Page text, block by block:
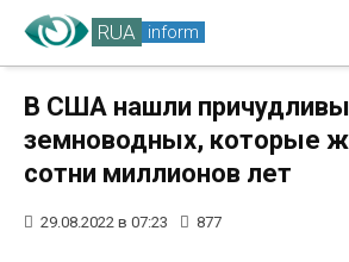
RUA inform
В США нашли
земноводных, которые
сотни миллионов лет
29.08.2022 в 07:23 877